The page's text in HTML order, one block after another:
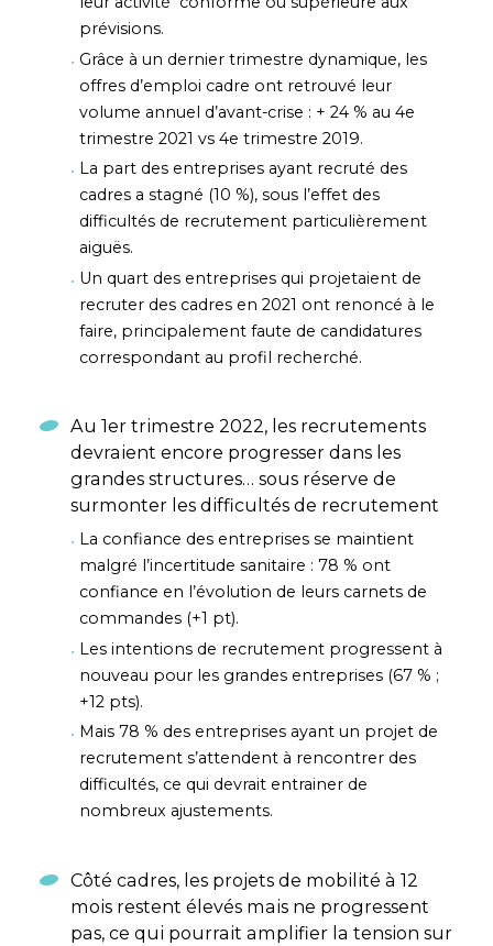
prévisions.
Grâce à un dernier trimestre dynamique, les
offres d’emploi cadre ont retrouvé leur
volume annuel d’avant-crise : + 24 % au 4e
trimestre 2021 vs 4e trimestre 2019.
La part des entreprises ayant recruté des
cadres a stagné (10 %), sous l’effet des
difficultés de recrutement particulièrement
aiguës.
Un quart des entreprises qui projetaient de
recruter des cadres en 2021 ont renoncé à le
faire, principalement faute de candidatures
correspondant au profil recherché.
Au 1er trimestre 2022, les recrutements
devraient encore progresser dans les
grandes structures… sous réserve de
surmonter les difficultés de recrutement
La confiance des entreprises se maintient
malgré l’incertitude sanitaire : 78 % ont
confiance en l’évolution de leurs carnets de
commandes (+1 pt).
Les intentions de recrutement progressent à
nouveau pour les grandes entreprises (67 % ;
+12 pts).
Mais 78 % des entreprises ayant un projet de
recrutement s’attendent à rencontrer des
difficultés, ce qui devrait entrainer de
nombreux ajustements.
Côté cadres, les projets de mobilité à 12
mois restent élevés mais ne progressent
pas, ce qui pourrait amplifier la tension sur